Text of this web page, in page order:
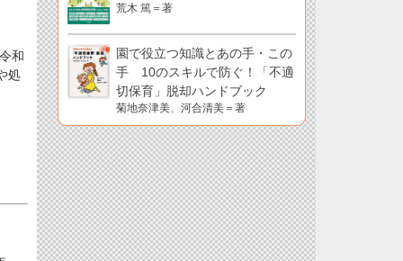
和
処
荒木 篤＝著
園で役立つ知識とあの手・この
手 10のスキルで防ぐ！「不適
切保育」脱却ハンドブック
菊地奈津美、河合清美＝著